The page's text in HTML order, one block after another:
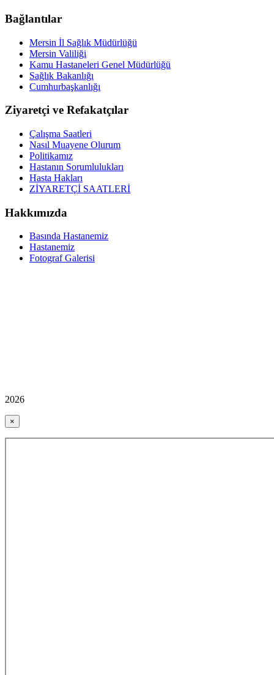
Bağlantılar
Mersin İl Sağlık Müdürlüğü
Mersin Valiliği
Kamu Hastaneleri Genel Müdürlüğü
Sağlık Bakanlığı
Cumhurbaşkanlığı
Ziyaretçi ve Refakatçılar
Çalışma Saatleri
Nasıl Muayene Olurum
Politikamız
Hastanın Sorumlulukları
Hasta Hakları
ZİYARETÇİ SAATLERİ
Hakkımızda
Basında Hastanemiz
Hastanemiz
Fotograf Galerisi
2026
×